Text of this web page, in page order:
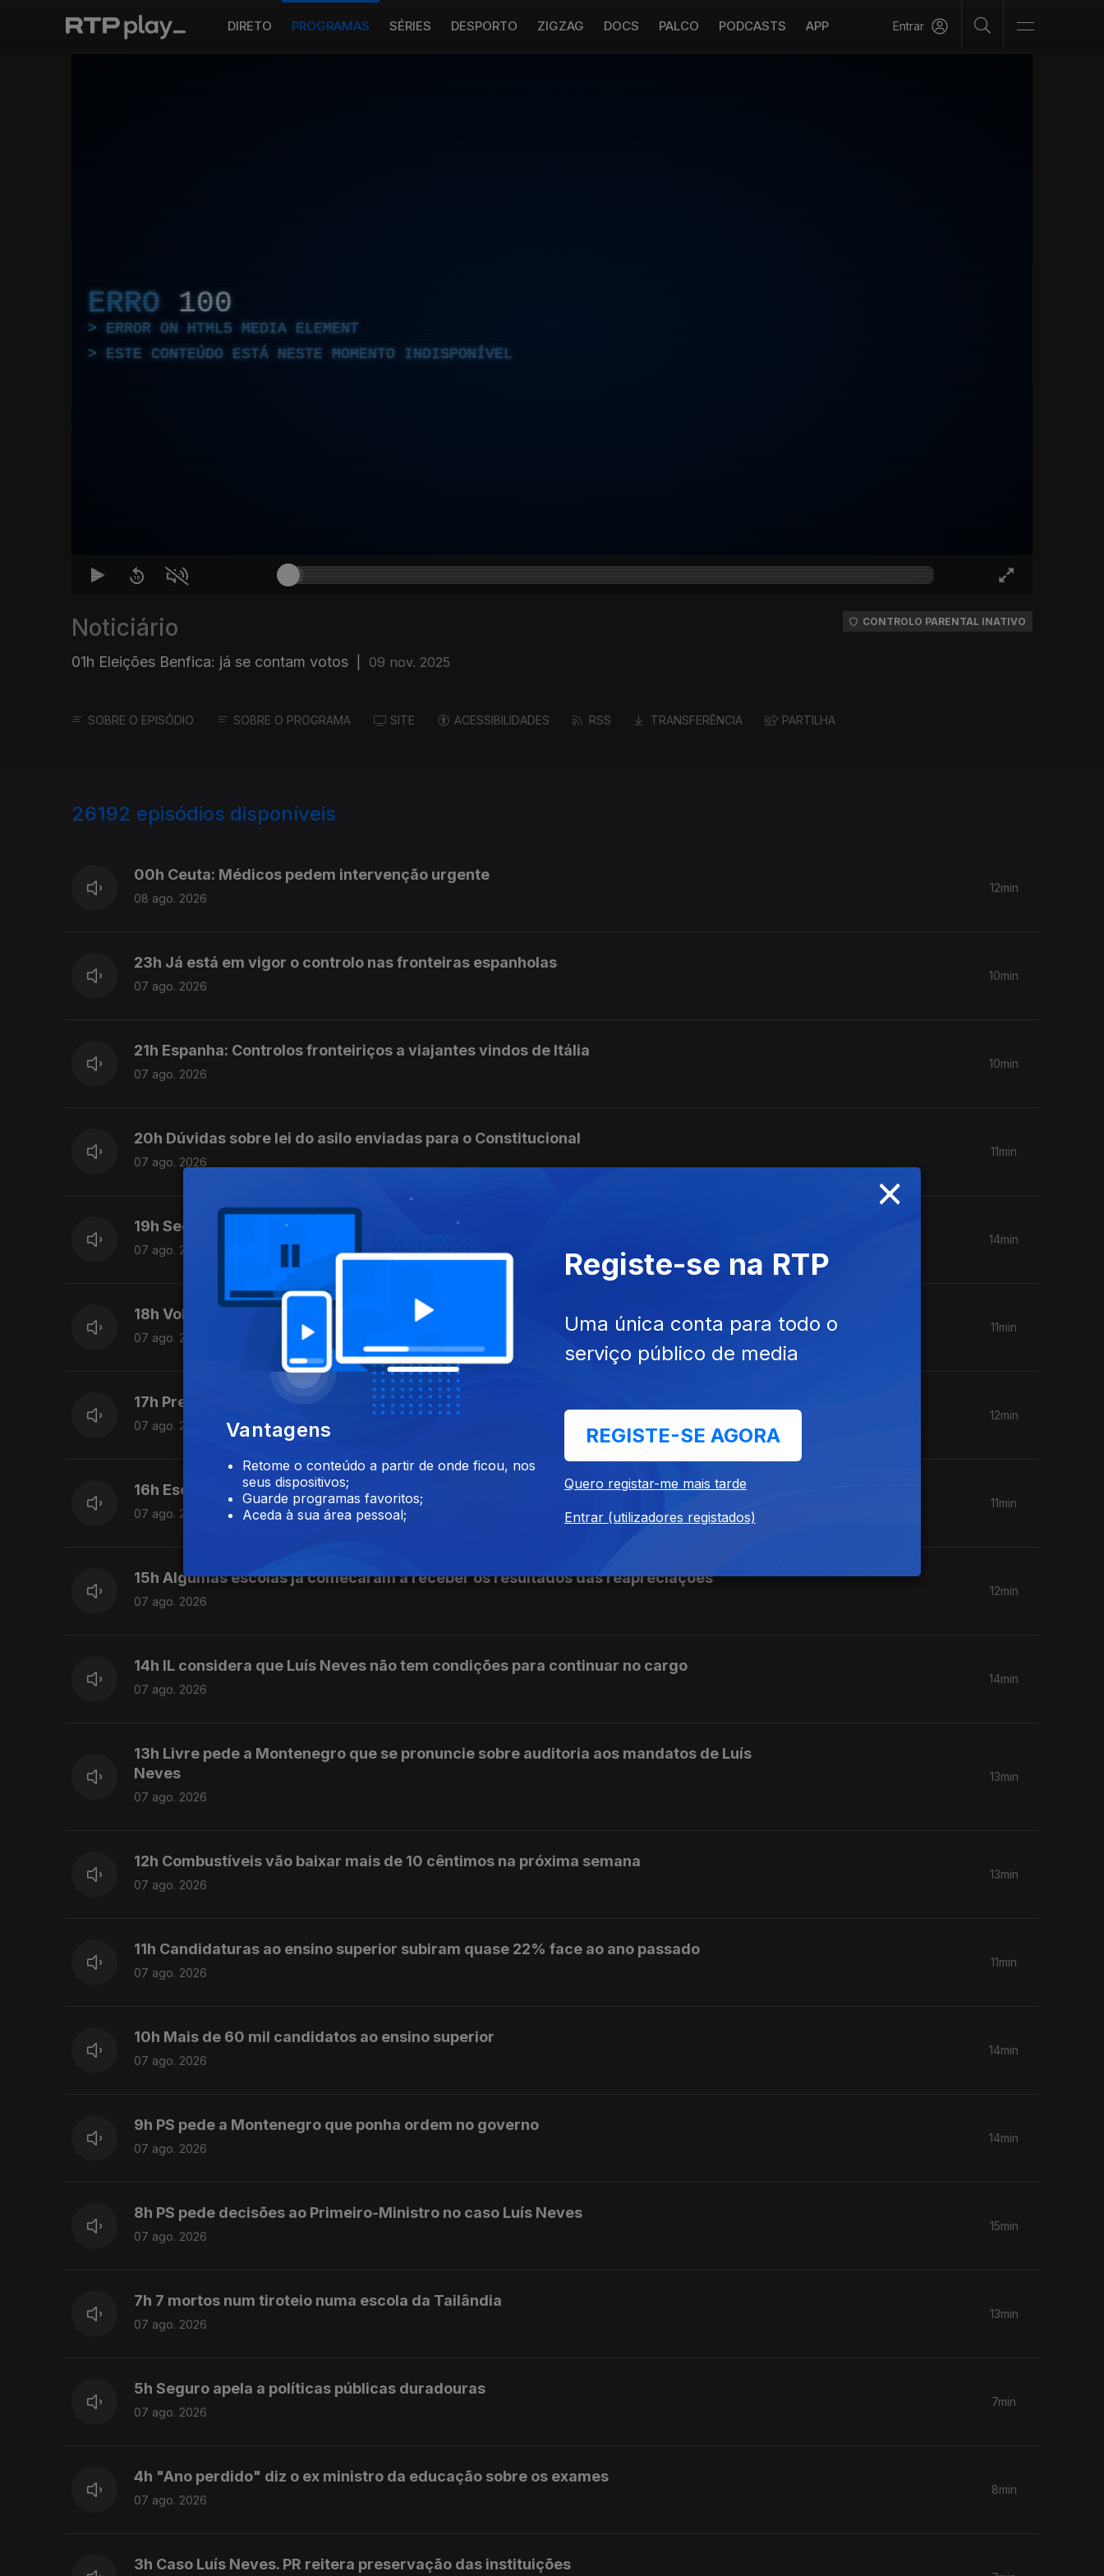
DIRETO PROGRAMAS SÉRIES DESPORTO ZIGZAG DOCS PALCO PODCASTS APP Entrar
ERRO 100
ERROR ON HTML5 MEDIA ELEMENT
ESTE CONTEÚDO ESTÁ NESTE MOMENTO INDISPONÍVEL
Noticiário
01h Eleições Benfica: já se contam votos 09 nov. 2025
CONTROLO PARENTAL INATIVO
SOBRE O EPISÓDIO SOBRE O PROGRAMA SITE ACESSIBILIDADES RSS TRANSFERÊNCIA PARTILHA
26192 episódios disponíveis
00h Ceuta: Médicos pedem intervenção urgente
08 ago. 2026
12min
23h Já está em vigor o controlo nas fronteiras espanholas
07 ago. 2026
10min
21h Espanha: Controlos fronteiriços a viajantes vindos de Itália
07 ago. 2026
10min
20h Dúvidas sobre lei do asilo enviadas para o Constitucional
07 ago. 2026
11min
19h Seguro trava lei do retorno de estrangeiros
07 ago. 2026
14min
18h Volta: Rui Oliveira mantém a camisola amarela
07 ago. 2026
11min
17h Prestação Social Única promulgada com aviso do Presidente
07 ago. 2026
12min
16h Escolas aguardam resultados das reapreciações dos exames
07 ago. 2026
11min
15h Algumas escolas já comecaram a receber os resultados das reapreciações
07 ago. 2026
12min
14h IL considera que Luís Neves não tem condições para continuar no cargo
07 ago. 2026
14min
13h Livre pede a Montenegro que se pronuncie sobre auditoria aos mandatos de Luís
Neves
07 ago. 2026
13min
12h Combustíveis vão baixar mais de 10 cêntimos na próxima semana
07 ago. 2026
13min
11h Candidaturas ao ensino superior subiram quase 22% face ao ano passado
07 ago. 2026
11min
10h Mais de 60 mil candidatos ao ensino superior
07 ago. 2026
14min
9h PS pede a Montenegro que ponha ordem no governo
07 ago. 2026
14min
8h PS pede decisões ao Primeiro-Ministro no caso Luís Neves
07 ago. 2026
15min
7h 7 mortos num tiroteio numa escola da Tailândia
07 ago. 2026
13min
5h Seguro apela a políticas públicas duradouras
07 ago. 2026
7min
4h "Ano perdido" diz o ex ministro da educação sobre os exames
07 ago. 2026
8min
3h Caso Luís Neves. PR reitera preservação das instituições
×
Vantagens
Retome o conteúdo a partir de onde ficou, nos
seus dispositivos;
Guarde programas favoritos;
Aceda à sua área pessoal;
Registe-se na RTP
Uma única conta para todo o
serviço público de media
REGISTE-SE AGORA
Quero registar-me mais tarde
Entrar (utilizadores registados)